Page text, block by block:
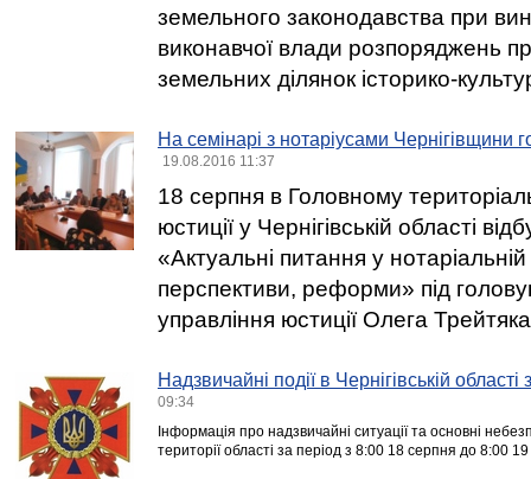
земельного законодавства при
виконавчої влади розпоряджень
земельних ділянок історико-
На семінарі з нотаріусами Чернігівщини
19.08.2016 11:37
18 серпня в Головному
юстиції у Чернігівській області
«Актуальні питання у
перспективи, реформи» під
управління юстиції Олега
Надзвичайні події в Чернігівській
09:34
Інформація про надзвичайні ситуації та основні
території області за період з 8:00 18 серпня до 8:00